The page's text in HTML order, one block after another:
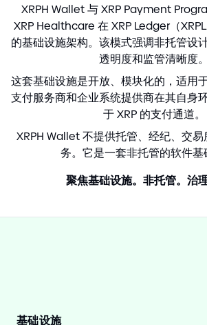
XRPH Wallet 与 XRP Payment
XRP Healthcare 在 XRP Ledger（
的基础设施架构。该模式强调非托管设
透明度和监管清晰度。
这套基础设施是开放、模块化的，适用
支付服务商和企业系统提供商在其自身
于 XRP 的支付通道。
XRPH Wallet 不提供托管、经纪、交
务。它是一套非托管的软件基
聚焦基础设施。非托管。治理
基础设施